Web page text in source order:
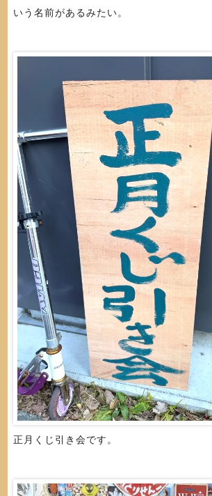
いう名前があるみたい。
正月くじ引き会です。